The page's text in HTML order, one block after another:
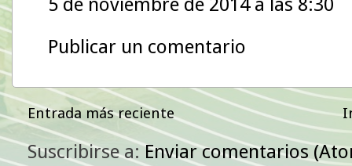
Publicar un comentario
Entrada más reciente
Suscribirse a:Enviar comentarios